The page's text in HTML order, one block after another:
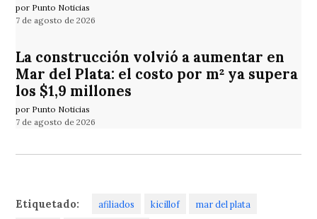
por Punto Noticias
7 de agosto de 2026
La construcción volvió a aumentar en
Mar del Plata: el costo por m² ya supera
los $1,9 millones
por Punto Noticias
7 de agosto de 2026
Etiquetado: afiliados kicillof mar del plata